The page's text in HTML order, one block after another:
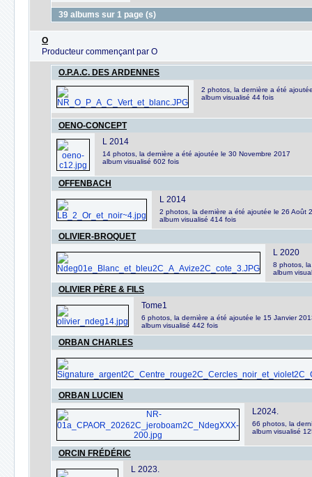
39 albums sur 1 page (s)
O
Producteur commençant par O
O.P.A.C. DES ARDENNES
2 photos, la dernière a été
album visualisé 44 fois
OENO-CONCEPT
L 2014
14 photos, la dernière a été ajoutée le 30 Novembre 2017
album visualisé 602 fois
OFFENBACH
L 2014
2 photos, la dernière a été ajoutée le 26 Août
album visualisé 414 fois
OLIVIER-BROQUET
L 2020
8 photos,
album
OLIVIER PÈRE & FILS
Tome1
6 photos, la dernière a été ajoutée le 15 Janvier
album visualisé 442 fois
ORBAN CHARLES
ORBAN LUCIEN
L2024.
66 photos, la
album visualisé
ORCIN FRÉDÉRIC
L 2023.